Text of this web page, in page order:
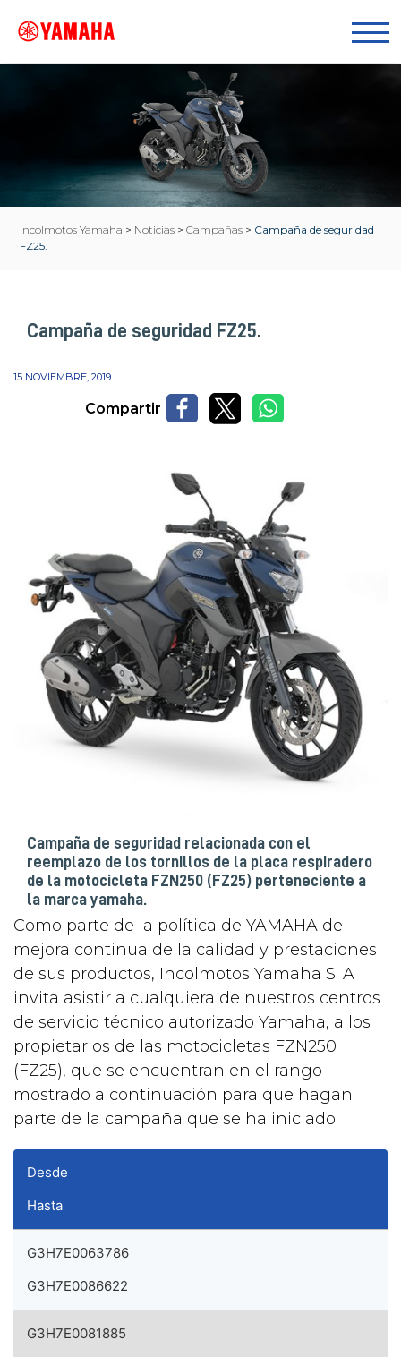
Incolmotos Yamaha > Noticias > Campañas > Campaña de seguridad
FZ25.
Campaña de seguridad FZ25.
15 NOVIEMBRE, 2019
Compartir
Campaña de seguridad relacionada con el
reemplazo de los tornillos de la placa respiradero
de la motocicleta FZN250 (FZ25) perteneciente a
la marca yamaha.
Como parte de la política de YAMAHA de
mejora continua de la calidad y prestaciones
de sus productos, Incolmotos Yamaha S. A
invita asistir a cualquiera de nuestros centros
de servicio técnico autorizado Yamaha, a los
propietarios de las motocicletas FZN250
(FZ25), que se encuentran en el rango
mostrado a continuación para que hagan
parte de la campaña que se ha iniciado:
Desde
Hasta
G3H7E0063786
G3H7E0086622
G3H7E0081885